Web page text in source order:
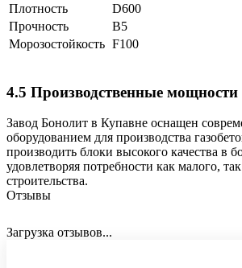
Плотность
D600
Прочность
B5
Морозостойкость F100
4.5 Производственные мощности
Завод Бонолит в Купавне оснащен
оборудованием для производства
производить блоки высокого качества в
удовлетворяя потребности как малого,
строительства.
Отзывы
Загрузка отзывов...